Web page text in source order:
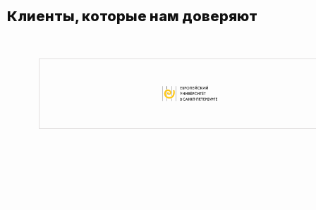
Клиенты, которые нам доверяют